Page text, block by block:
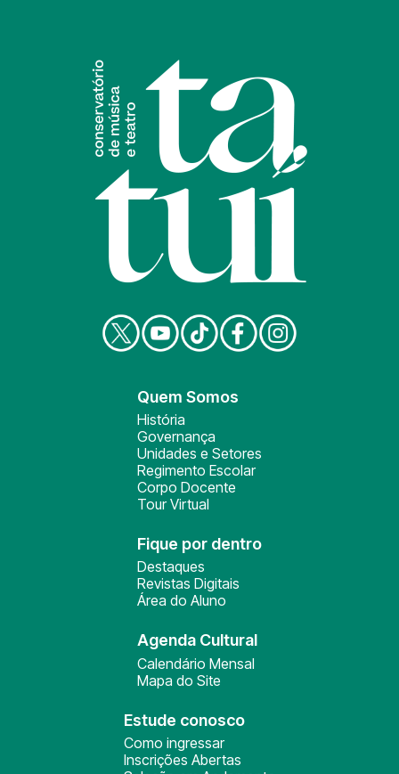
Quem Somos
História
Governança
Unidades e Setores
Regimento Escolar
Corpo Docente
Tour Virtual
Fique por dentro
Destaques
Revistas Digitais
Área do Aluno
Agenda Cultural
Calendário Mensal
Mapa do Site
Estude conosco
Como ingressar
Inscrições Abertas